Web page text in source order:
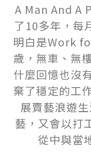
A Man And A
了10多年，每
明白是Work
歲，無車、無
什麼回憶也沒
棄了穩定的工
展賣藝浪遊
藝，又會以打
從中與當